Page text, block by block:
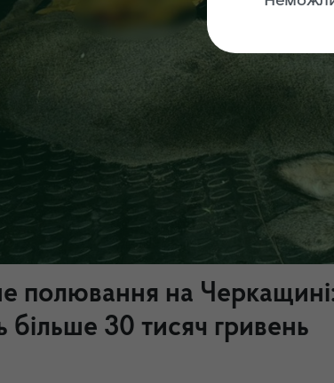
полювання на
більше 30 тисяч гривень